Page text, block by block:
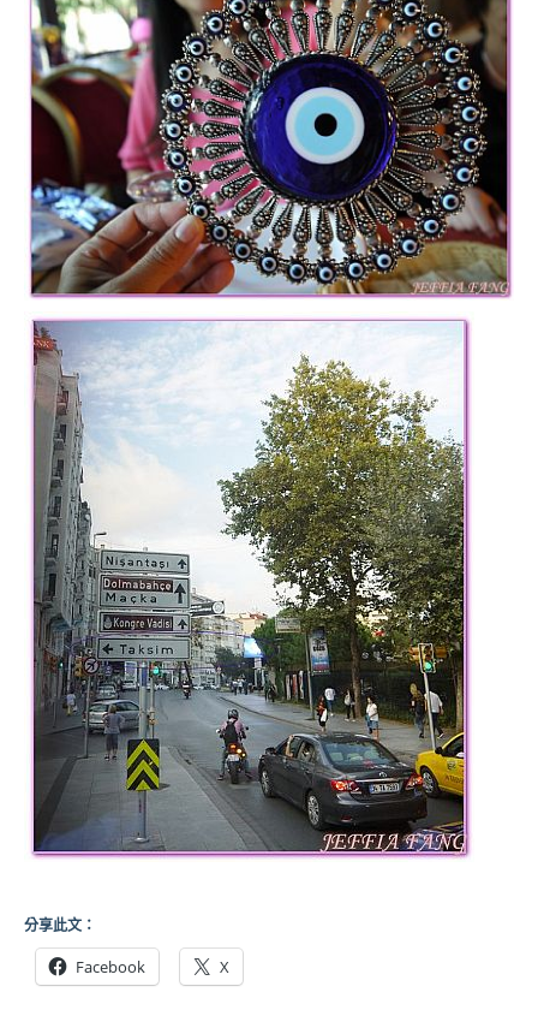
分享此文：
Facebook X